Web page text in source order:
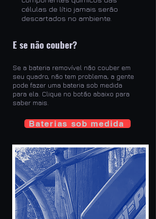
células de lítio jamais serão
descartados no ambiente.
E se não couber?
Se a bateria removível não couber em
seu quadro, não tem problema, a gente
pode fazer uma bateria sob medida
para ela. Clique no botão abaixo para
saber mais.
Baterias sob medida